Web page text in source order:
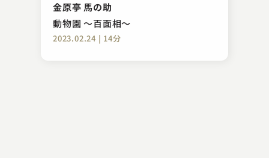
金原亭 馬の助
動物園 ～百面相～
2023.02.24 | 14分
渋沢栄一
2023.06.29 | 16分